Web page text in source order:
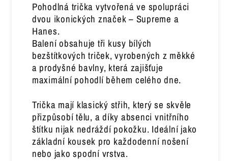
Pohodlná trička vytvořená ve spolupráci
dvou ikonických značek – Supreme a
Hanes.
Balení obsahuje tři kusy bílých
bezštítkových triček, vyrobených z měkké
a prodyšné bavlny, která zajišťuje
maximální pohodlí během celého dne.
Trička mají klasický střih, který se skvěle
přizpůsobí tělu, a díky absenci vnitřního
štítku nijak nedráždí pokožku. Ideální jako
základní kousek pro každodenní nošení
nebo jako spodní vrstva.